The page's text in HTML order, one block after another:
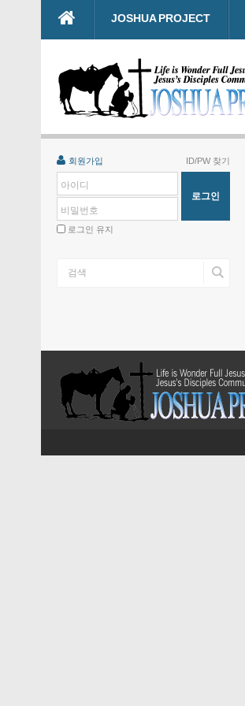
본문으로 바로가기
JOSHUA PROJECT
회원가입 ID/PW 찾기
아이디
비밀번호
로그인 유지